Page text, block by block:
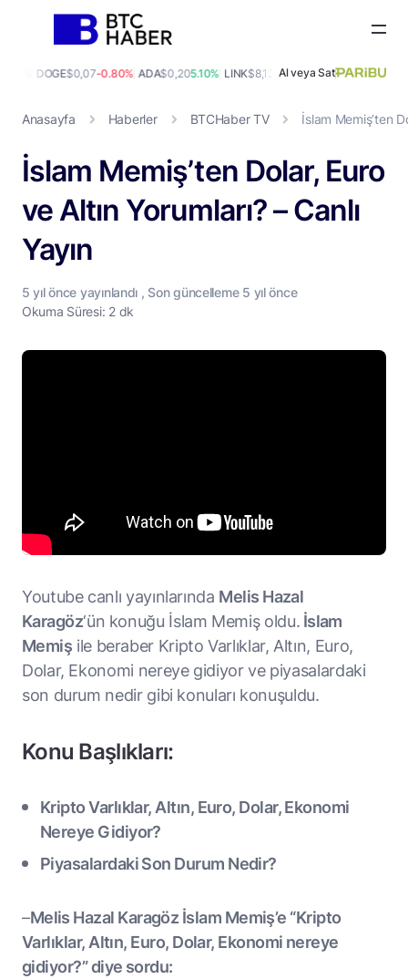
DOGE$0,07-0.80% ADA$0,205.10% LINK$8,130.50% XLM$0,16-1.10%
Al veya Sat
Anasayfa Haberler BTCHaber TV İslam Memiş’ten
İslam Memiş’ten Dolar, Euro
ve Altın Yorumları? – Canlı
Yayın
5 yılönce yayınlandı , Son güncelleme 5 yılönce
Okuma Süresi: 2 dk
Youtube canlı yayınlarında Melis Hazal
Karagöz‘ün konuğu İslam Memiş oldu.İslam
Memiş ile beraber Kripto Varlıklar, Altın, Euro,
Dolar, Ekonomi nereye gidiyor ve piyasalardaki
son durum nedir gibi konuları konuşuldu.
Konu Başlıkları:
Kripto Varlıklar, Altın, Euro, Dolar, Ekonomi
Nereye Gidiyor?
Piyasalardaki Son Durum Nedir?
–Melis Hazal Karagöz İslam Memiş’e “Kripto
Varlıklar, Altın, Euro, Dolar, Ekonomi nereye
gidiyor?” diye sordu: